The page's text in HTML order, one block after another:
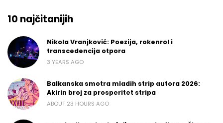
10 najčitanijih
Nikola Vranjković: Poezija, rokenrol i
transcedencija otpora
3 YEARS AGO
Balkanska smotra mladih strip autora 2026:
Akirin broj za prosperitet stripa
ABOUT 23 HOURS AGO